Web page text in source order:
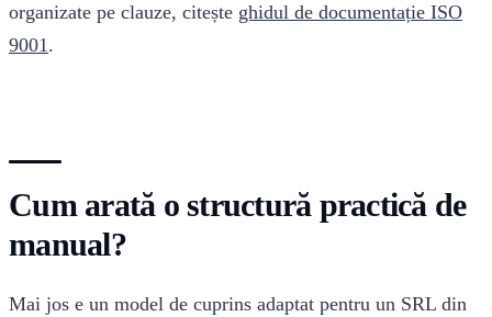
organizate pe clauze, citește ghidul de documentație ISO
9001.
Cum arată o structură practică de
manual?
Mai jos e un model de cuprins adaptat pentru un SRL din